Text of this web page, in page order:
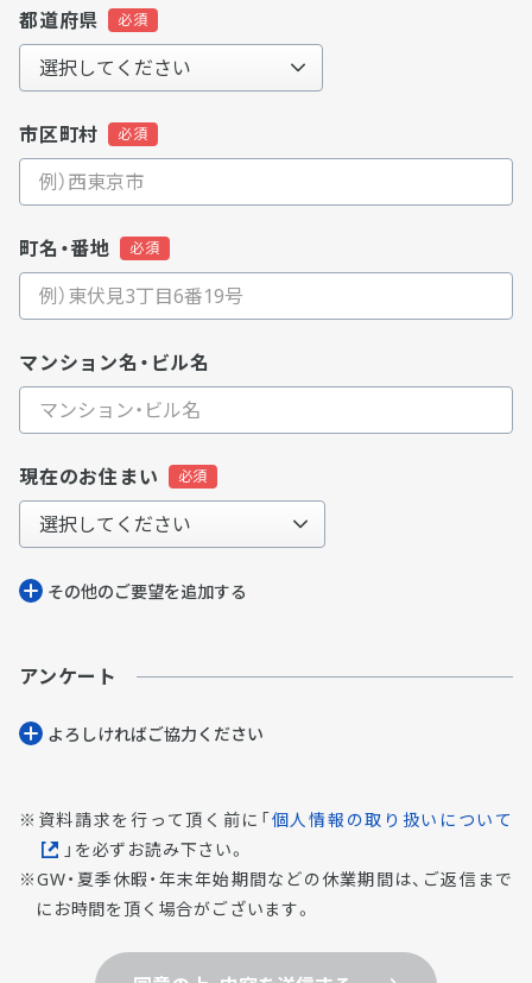
都道府県
市区町村
町名・番地
マンション名・ビル名
現在のお住まい
その他のご要望を追加する
アンケート
よろしければご協⼒ください
資料請求を行って頂く前に「個人情報の取り扱いについて
」を必ずお読み下さい。
GW・夏季休暇・年末年始期間などの休業期間は、ご返信まで
にお時間を頂く場合がございます。